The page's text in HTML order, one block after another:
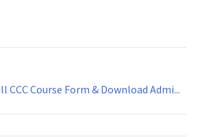
CCC Course Form & Download Admi...